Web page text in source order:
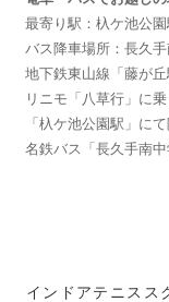
最寄り駅：杁ケ池公園
バス降車場所：長久
地下鉄東山線「藤が丘
リニモ「八草行」に乗
「杁ケ池公園駅」に
名鉄バス「長久手南
インドアテニスス